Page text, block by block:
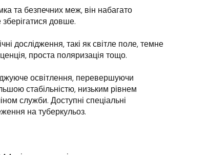
та безпечних меж, він набагато
довше.
дослідження, такі як світле поле, темне
проста поляризація тощо.
освітлення, перевершуючи
стабільністю, низьким рівнем
служби. Доступні спеціальні
на туберкульоз.